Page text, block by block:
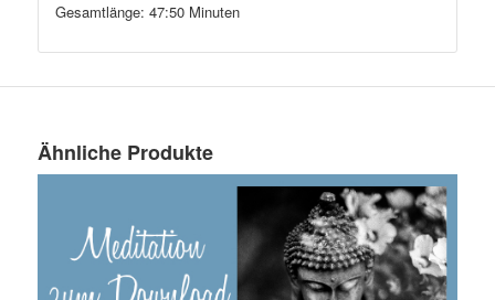
Gesamtlänge: 47:50 Minuten
Ähnliche Produkte